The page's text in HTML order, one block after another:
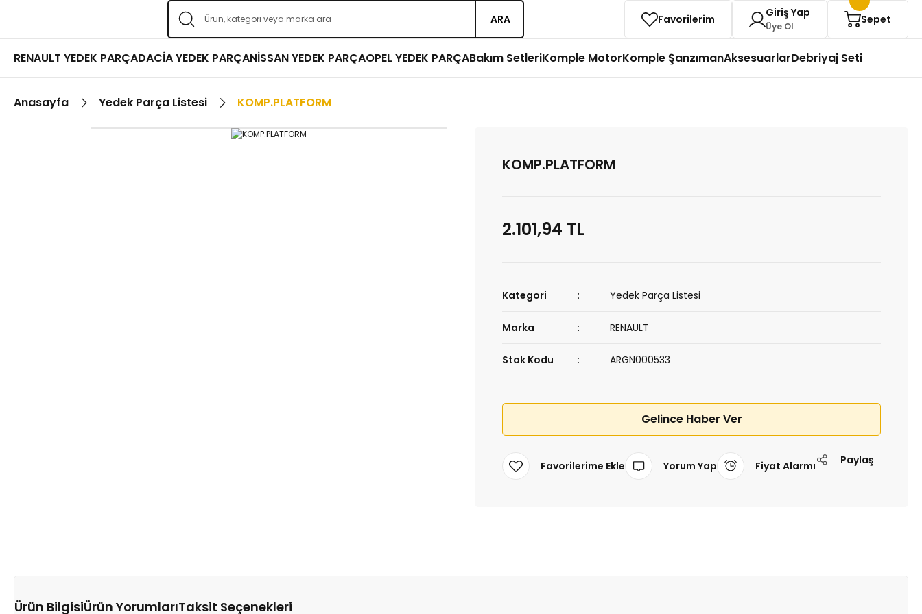
ARA Favorilerim Giriş Yap
Üye Ol
Sepet
RENAULT YEDEK PARÇADACİA YEDEK PARÇANİSSAN YEDEK PARÇAOPEL YEDEK PARÇABakım SetleriKomple MotorKomple ŞanzımanAksesuarlarDebriyaj Seti
Anasayfa Yedek Parça Listesi KOMP.PLATFORM
KOMP.PLATFORM
2.101,94 TL
Kategori Yedek Parça Listesi
Marka RENAULT
Stok Kodu ARGN000533
Gelince Haber Ver
Yorum Yap Fiyat Alarmı Paylaş
Ürün BilgisiÜrün YorumlarıTaksit Seçenekleri